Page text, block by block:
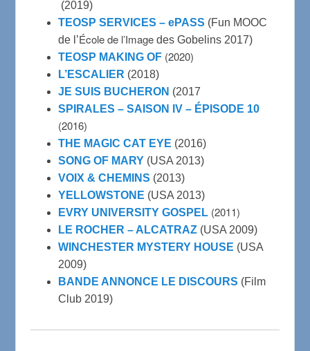
(2019)
TEOSP SERVICES – ePASS (Fun MOOC
de l’École de l’Imagedes Gobelins 2017)
TEOSP MAKING OF(2020)
L’ESCALIER (2018)
JE SUIS BUCHERON (2017
SPIRALES – SAISON IV – ÉPISODE 10
(2016)
THE MAGIC CAT EYE (2016)
SONG OF MARY (USA 2013)
VOIX & CHEMINS (2013)
YELLOWSTONE (USA 2013)
EVRY UNIVERSITY GOSPEL(2011)
LE ROCHER – ALCATRAZ (USA 2009)
WINCHESTER MYSTERY HOUSE (USA
2009)
BANDE ANNONCE LE DISCOURS (Film
Club 2019)